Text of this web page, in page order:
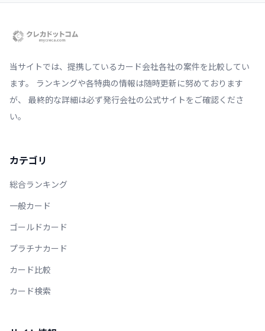
当サイトでは、提携しているカード会社各社の案件を比較してい
ます。 ランキングや各特典の情報は随時更新に努めております
が、 最終的な詳細は必ず発行会社の公式サイトをご確認くださ
い。
カテゴリ
総合ランキング
一般カード
ゴールドカード
プラチナカード
カード比較
カード検索